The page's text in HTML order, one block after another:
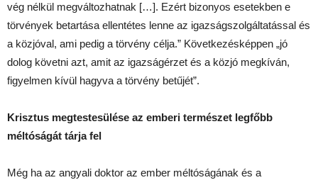
vég nélkül megváltozhatnak […]. Ezért bizonyos esetekben e
törvények betartása ellentétes lenne az igazságszolgáltatással és
a közjóval, ami pedig a törvény célja.” Következésképpen „jó
dolog követni azt, amit az igazságérzet és a közjó megkíván,
figyelmen kívül hagyva a törvény betűjét”.
Krisztus megtestesülése az emberi természet legfőbb
méltóságát tárja fel
Még ha az angyali doktor az ember méltóságának és a